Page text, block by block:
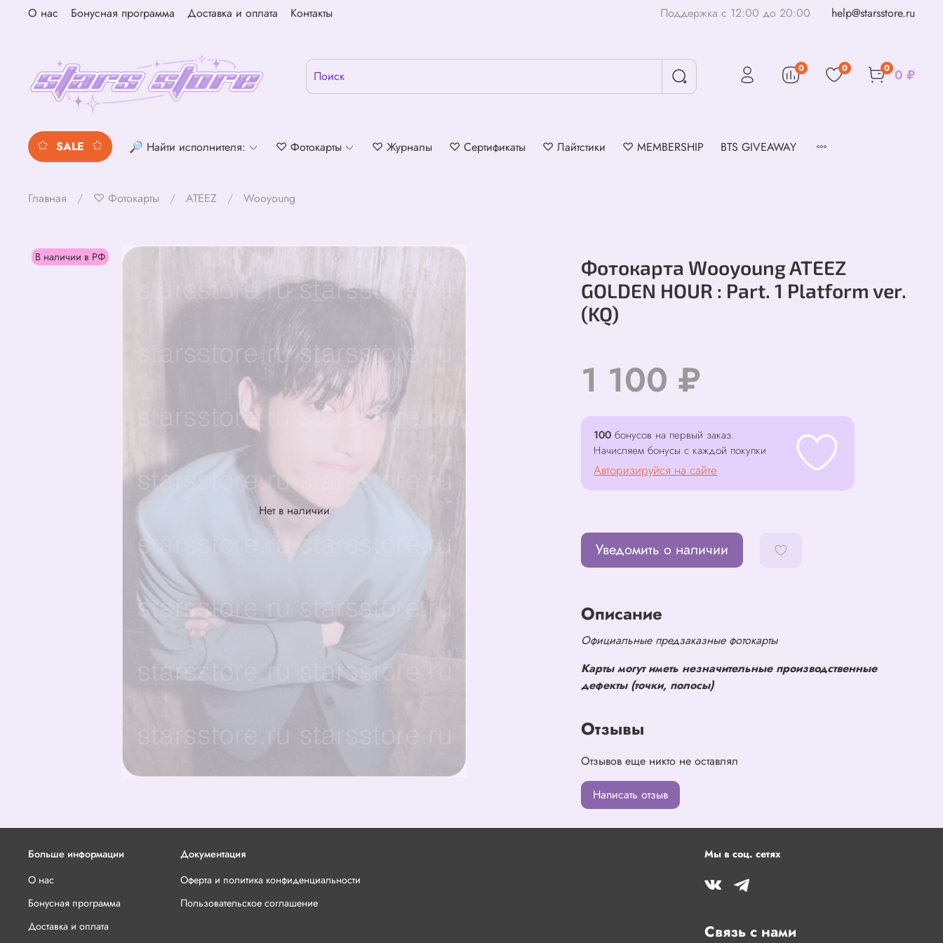
О нас Бонусная программа Доставка и оплата Контакты Поддержка с 12:00 до 20:00 help@starsstore.ru
0 0 0 0 ₽
SALE 🔎 Найти исполнителя: ♡ Фотокарты ♡ Журналы ♡ Сертификаты ♡ Лайтстики ♡ MEMBERSHIP BTS GIVEAWAY
Главная ♡ Фотокарты ATEEZ Wooyoung
Нет в наличии
В наличии в РФ
Фотокарта Wooyoung ATEEZ
GOLDEN HOUR : Part. 1 Platform ver.
(KQ)
1 100 ₽
100 бонусов на первый заказ.
Начисляем бонусы с каждой покупки
Авторизируйся на сайте
Уведомить о наличии
Описание
Официальные предзаказные фотокарты
Карты могут иметь незначительные производственные
дефекты (точки, полосы)
Отзывы
Отзывов еще никто не оставлял
Написать отзыв
Больше информации
О нас
Бонусная программа
Доставка и оплата
Документация
Оферта и политика конфиденциальности
Пользовательское соглашение
Мы в соц. сетях
Связь с нами